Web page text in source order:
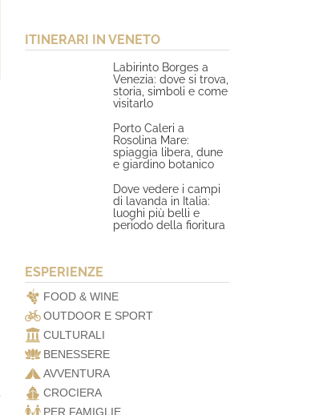
ITINERARI IN VENETO
Labirinto Borges a
Venezia: dove si trova,
storia, simboli e come
visitarlo
Porto Caleri a
Rosolina Mare:
spiaggia libera, dune
e giardino botanico
Dove vedere i campi
di lavanda in Italia:
luoghi più belli e
periodo della fioritura
ESPERIENZE
FOOD & WINE
OUTDOOR E SPORT
CULTURALI
BENESSERE
AVVENTURA
CROCIERA
PER FAMIGLIE